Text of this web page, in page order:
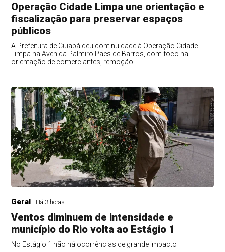
Operação Cidade Limpa une orientação e
fiscalização para preservar espaços
públicos
A Prefeitura de Cuiabá deu continuidade à Operação Cidade
Limpa na Avenida Palmiro Paes de Barros, com foco na
orientação de comerciantes, remoção ...
Geral Há 3 horas
Ventos diminuem de intensidade e
município do Rio volta ao Estágio 1
No Estágio 1 não há ocorrências de grande impacto